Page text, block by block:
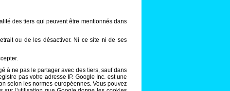
des tiers qui peuvent être mentionnés dans
ou de les désactiver. Ni ce site ni de ses
à ne pas le partager avec des tiers, sauf dans
pas votre adresse IP. Google Inc. est une
selon les normes européennes. Vous pouvez